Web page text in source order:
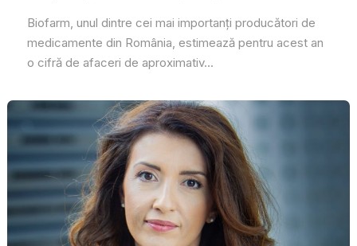
Biofarm, unul dintre cei mai importanți producători de
medicamente din România, estimează pentru acest an
o cifră de afaceri de aproximativ...